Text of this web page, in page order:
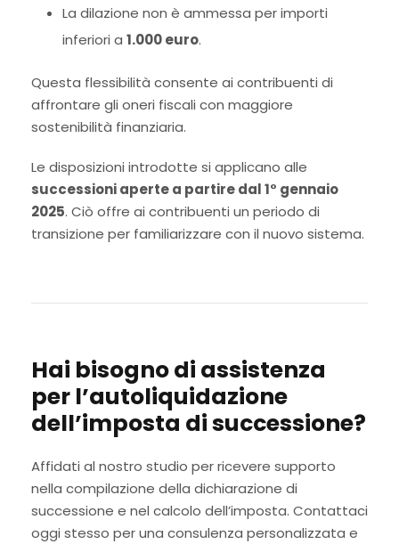
La dilazione non è ammessa per importi
inferiori a 1.000 euro.
Questa flessibilità consente ai contribuenti di
affrontare gli oneri fiscali con maggiore
sostenibilità finanziaria.
Le disposizioni introdotte si applicano alle
successioni aperte a partire dal 1° gennaio
2025. Ciò offre ai contribuenti un periodo di
transizione per familiarizzare con il nuovo sistema.
Hai bisogno di assistenza
per l’autoliquidazione
dell’imposta di successione?
Affidati al nostro studio per ricevere supporto
nella compilazione della dichiarazione di
successione e nel calcolo dell’imposta. Contattaci
oggi stesso per una consulenza personalizzata e